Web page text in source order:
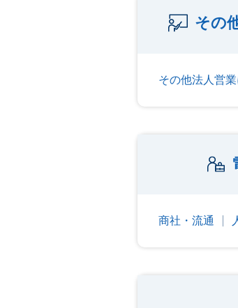
その
その他法人営
商社・流通